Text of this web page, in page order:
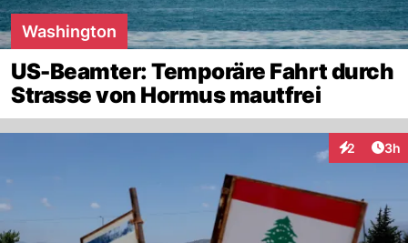
Washington
US-Beamter: Temporäre Fahrt durch
Strasse von Hormus mautfrei
2 3h